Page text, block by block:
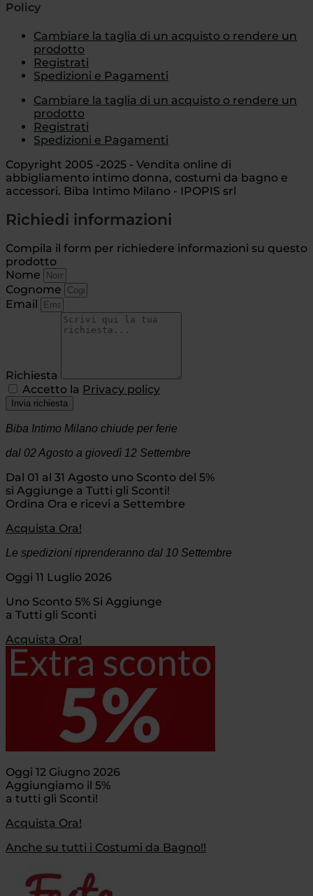
Policy
Cambiare la taglia di un acquisto o rendere un
prodotto
Registrati
Spedizioni e Pagamenti
Cambiare la taglia di un acquisto o rendere un
prodotto
Registrati
Spedizioni e Pagamenti
Copyright 2005 -2025 - Vendita online di
abbigliamento intimo donna, costumi da bagno e
accessori. Biba Intimo Milano - IPOPIS srl
Richiedi informazioni
Compila il form per richiedere informazioni su questo
prodotto
Nome
Cognome
Email
Richiesta
Accetto la Privacy policy
Invia richiesta
Biba Intimo Milano chiude per ferie
dal 02 Agosto a giovedì 12 Settembre
Dal 01 al 31 Agosto uno Sconto del 5%
si Aggiunge a Tutti gli Sconti!
Ordina Ora e ricevi a Settembre
Acquista Ora!
Le spedizioni riprenderanno dal 10 Settembre
Oggi 11 Luglio 2026
Uno Sconto 5% Si Aggiunge
a Tutti gli Sconti
Acquista Ora!
Oggi 12 Giugno 2026
Aggiungiamo il 5%
a tutti gli Sconti!
Acquista Ora!
Anche su tutti i Costumi da Bagno!!